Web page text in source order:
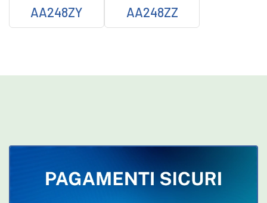
AA248ZY AA248ZZ